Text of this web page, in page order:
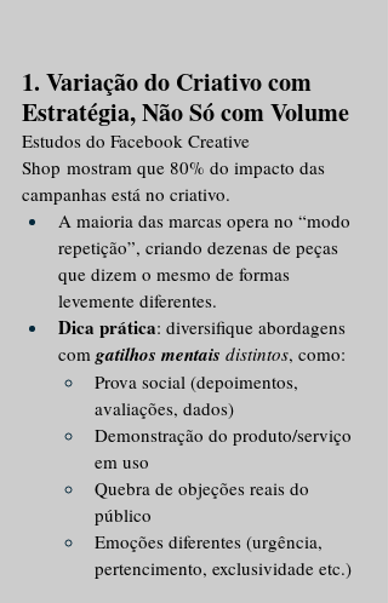
1. Variação do Criativo com
Estratégia, Não Só com Volume
Estudos do Facebook Creative
Shop mostram que 80% do impacto das
campanhas está no criativo.
A maioria das marcas opera no “modo
repetição”, criando dezenas de peças
que dizem o mesmo de formas
levemente diferentes.
Dica prática: diversifique abordagens
com gatilhos mentais distintos, como:
Prova social (depoimentos,
avaliações, dados)
Demonstração do produto/serviço
em uso
Quebra de objeções reais do
público
Emoções diferentes (urgência,
pertencimento, exclusividade etc.)